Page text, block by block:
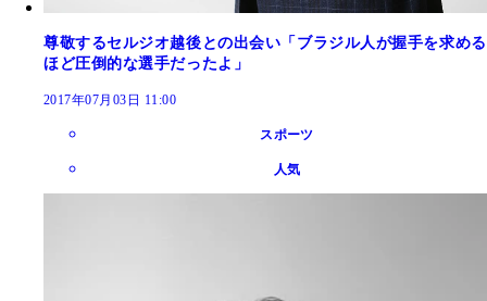
尊敬するセルジオ越後との出会い「ブラジル人が握手を求める
ほど圧倒的な選手だったよ」
2017年07月03日 11:00
スポーツ
人気